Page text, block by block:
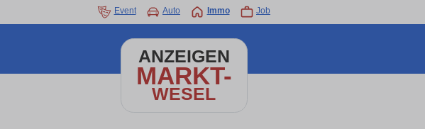
Event Auto Immo Job
ANZEIGEN
MARKT-
WESEL